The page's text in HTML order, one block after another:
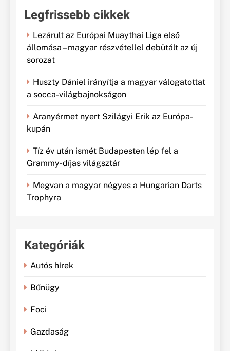
Legfrissebb cikkek
Lezárult az Európai Muaythai Liga első
állomása – magyar részvétellel debütált az új
sorozat
Huszty Dániel irányítja a magyar válogatottat
a socca-világbajnokságon
Aranyérmet nyert Szilágyi Erik az Európa-
kupán
Tíz év után ismét Budapesten lép fel a
Grammy-díjas világsztár
Megvan a magyar négyes a Hungarian Darts
Trophyra
Kategóriák
Autós hírek
Bűnügy
Foci
Gazdaság